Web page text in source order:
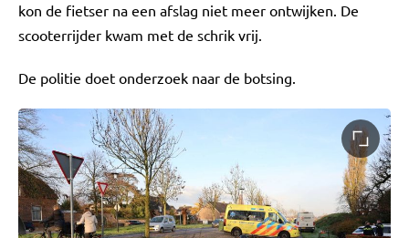
kon de fietser na een afslag niet meer ontwijken. De
scooterrijder kwam met de schrik vrij.
De politie doet onderzoek naar de botsing.